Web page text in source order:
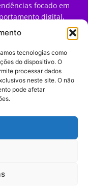
tecnologias como
do dispositivo. O
processar dados
neste site. O não
pode afetar
focado em
digital,
que impactam a
internet no Brasil.
de Uso